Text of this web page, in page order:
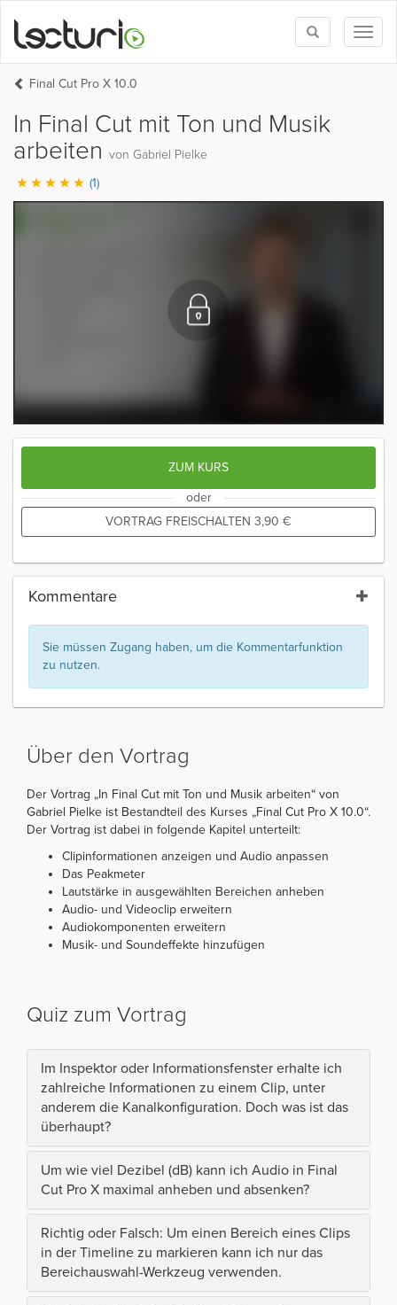
Toggle
search
Final Cut Pro X 10.0
In Final Cut mit Ton und Musik
arbeiten von Gabriel Pielke
(1)
ZUM KURS
oder
VORTRAG FREISCHALTEN 3,90 €
Kommentare
Sie müssen Zugang haben, um die Kommentarfunktion
zu nutzen.
Über den Vortrag
Der Vortrag „In Final Cut mit Ton und Musik arbeiten“ von
Gabriel Pielke ist Bestandteil des Kurses „Final Cut Pro X 10.0“.
Der Vortrag ist dabei in folgende Kapitel unterteilt:
Clipinformationen anzeigen und Audio anpassen
Das Peakmeter
Lautstärke in ausgewählten Bereichen anheben
Audio- und Videoclip erweitern
Audiokomponenten erweitern
Musik- und Soundeffekte hinzufügen
Quiz zum Vortrag
Im Inspektor oder Informationsfenster erhalte ich
zahlreiche Informationen zu einem Clip, unter
anderem die Kanalkonfiguration. Doch was ist das
überhaupt?
Um wie viel Dezibel (dB) kann ich Audio in Final
Cut Pro X maximal anheben und absenken?
Richtig oder Falsch: Um einen Bereich eines Clips
in der Timeline zu markieren kann ich nur das
Bereichauswahl-Werkzeug verwenden.